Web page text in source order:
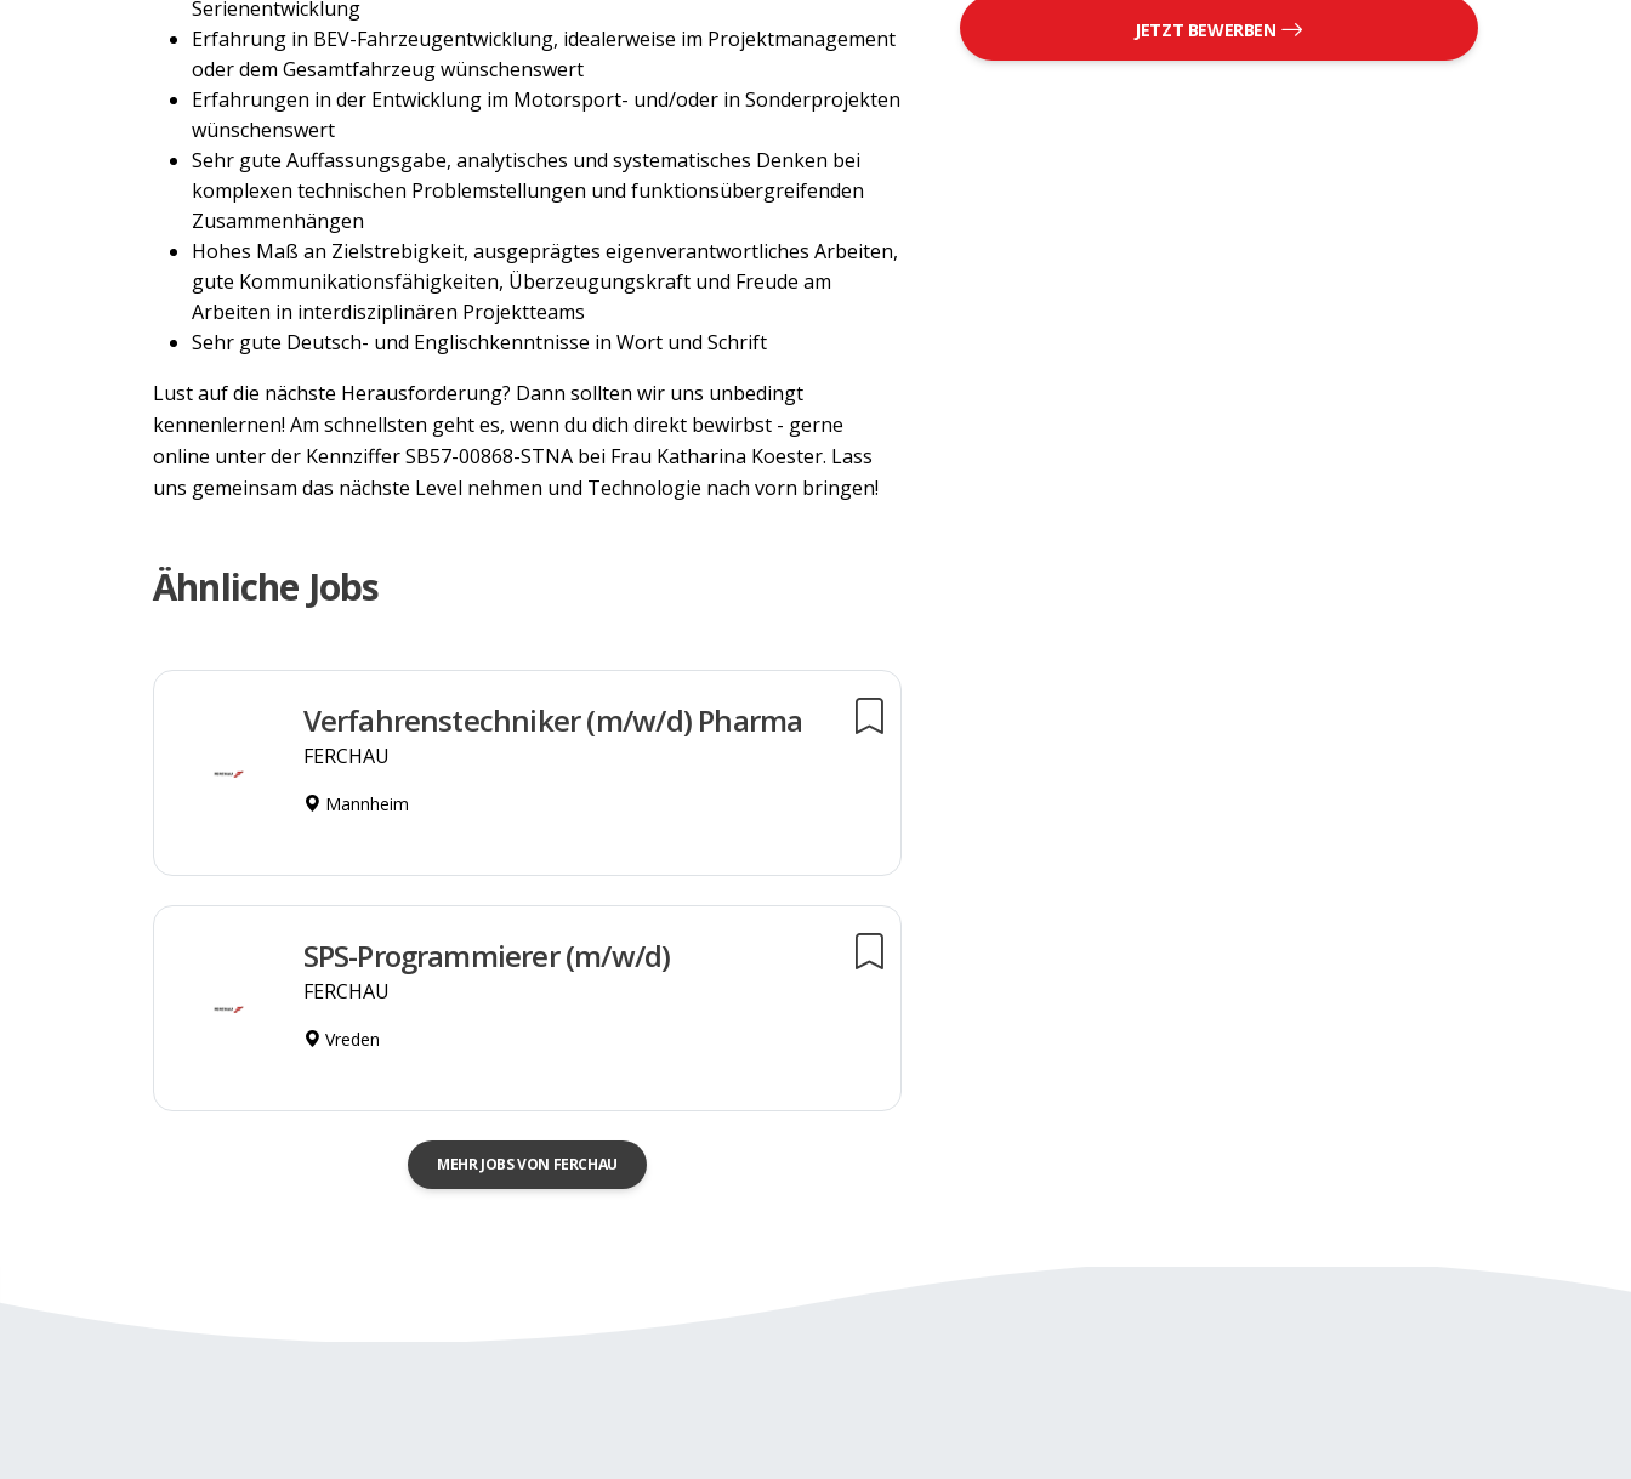
Serienentwicklung
Erfahrung in BEV-Fahrzeugentwicklung, idealerweise im Projektmanagement
oder dem Gesamtfahrzeug wünschenswert
Erfahrungen in der Entwicklung im Motorsport- und/oder in Sonderprojekten
wünschenswert
Sehr gute Auffassungsgabe, analytisches und systematisches Denken bei
komplexen technischen Problemstellungen und funktionsübergreifenden
Zusammenhängen
Hohes Maß an Zielstrebigkeit, ausgeprägtes eigenverantwortliches Arbeiten,
gute Kommunikationsfähigkeiten, Überzeugungskraft und Freude am
Arbeiten in interdisziplinären Projektteams
Sehr gute Deutsch- und Englischkenntnisse in Wort und Schrift
Lust auf die nächste Herausforderung? Dann sollten wir uns unbedingt
kennenlernen! Am schnellsten geht es, wenn du dich direkt bewirbst - gerne
online unter der Kennziffer SB57-00868-STNA bei Frau Katharina Koester. Lass
uns gemeinsam das nächste Level nehmen und Technologie nach vorn bringen!
Ähnliche Jobs
Verfahrenstechniker (m/w/d) Pharma
FERCHAU
Mannheim
SPS-Programmierer (m/w/d)
FERCHAU
Vreden
MEHR JOBS VON FERCHAU
JETZT BEWERBEN